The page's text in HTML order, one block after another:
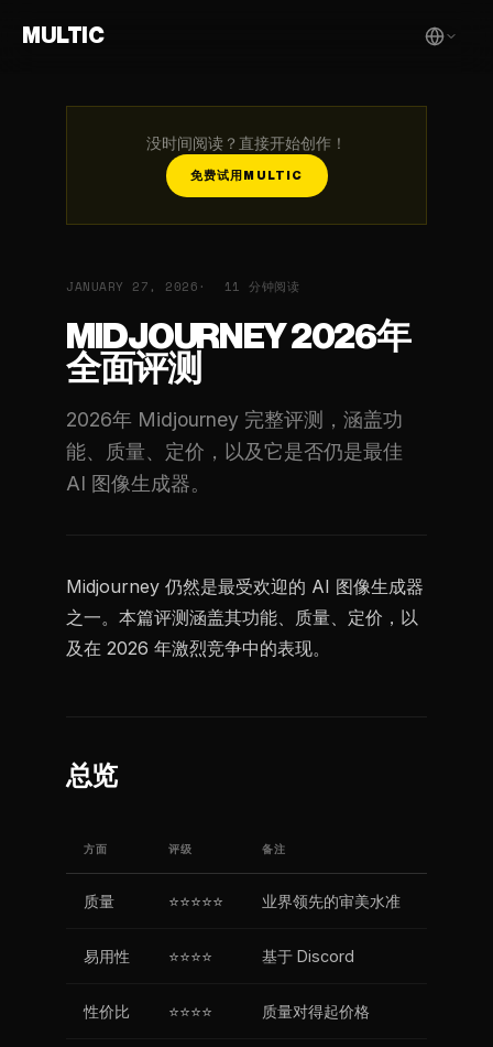
MULTIC
没时间阅读？直接开始创作！
免费试用MULTIC
JANUARY 27, 2026 11 分钟阅读
MIDJOURNEY 2026年
全面评测
2026年 Midjourney 完整评测，涵盖功
能、质量、定价，以及它是否仍是最佳
AI 图像生成器。
Midjourney 仍然是最受欢迎的 AI 图像生成器
之一。本篇评测涵盖其功能、质量、定价，以
及在 2026 年激烈竞争中的表现。
总览
方面 评级 备注
质量 ⭐⭐⭐⭐⭐ 业界领先的审美水准
易用性 ⭐⭐⭐⭐ 基于 Discord
性价比 ⭐⭐⭐⭐ 质量对得起价格